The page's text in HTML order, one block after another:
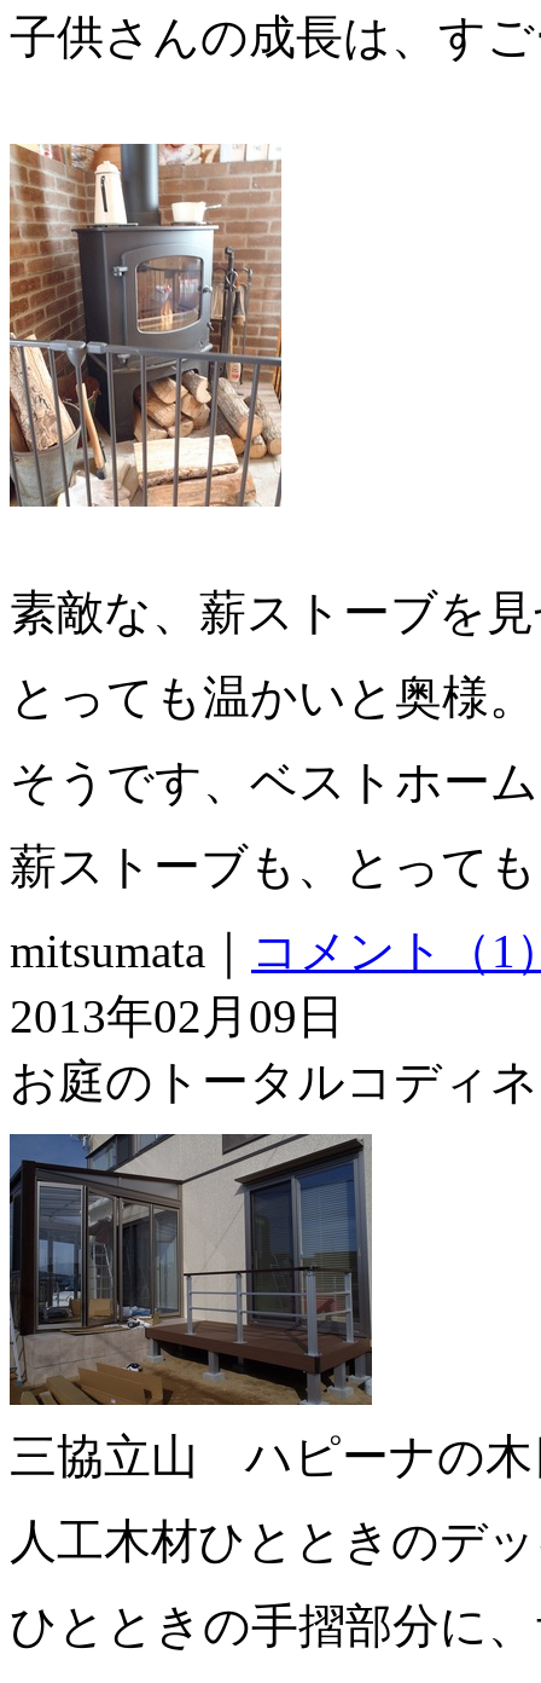
子供さんの成長は、す
素敵な、薪ストーブを
とっても温かいと奥様。
そうです、ベストホー
薪ストーブも、とって
mitsumata｜
コメント（1
2013年02月09日
お庭のトータルコディ
三協立山 ハピーナの木
人工木材ひとときのデ
ひとときの手摺部分に